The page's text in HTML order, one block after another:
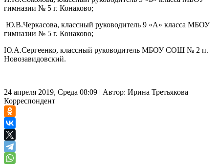
гимназии № 5 г. Конаково;
Ю.В.Черкасова, классный руководитель 9 «А» класса МБОУ
гимназии № 5 г. Конаково;
Ю.А.Сергеенко, классный руководитель МБОУ СОШ № 2 п.
Новозавидовский.
24 апреля 2019, Среда 08:09 | Автор: Ирина Третьякова
Корреспондент